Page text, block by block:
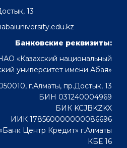
13
Банковские реквизиты:
«Казахский национальный
университет имени Абая»
г.Алматы, пр.Достык, 13
БИН 031240004969
БИК KCJBKZKX
ИИК 178560000000086696
Центр Кредит» г.Алматы
КБЕ 16